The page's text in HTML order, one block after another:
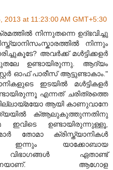
2013 at 11:23:00 AM GMT+5:30
നിന്നുതന്നെ ഉദ്ഭവിച്ചു
നിന്നും
അവര്‍ക്ക്‌ മള്‍ട്ടിക്കളര്‍
ഉണ്ടായിരുന്നു. ആദ്യം
ഓഫ് പാരീസ് ആട്ടുണ്ടാകാം."
ഇടയിൽ മൾട്ടികളർ
എന്നത് ചരിത്രത്തെ
ആയി കാണുവാനേ
ക്ആലുകുത്തുന്നതിനു
ഉണ്ടായിരുന്നുള്ളൂ,
തോമാ ക്രിസ്ത്യാനികൾ
ഇന്നും യാക്കോബായ
ഏതാണ്ട്
ആഗോള